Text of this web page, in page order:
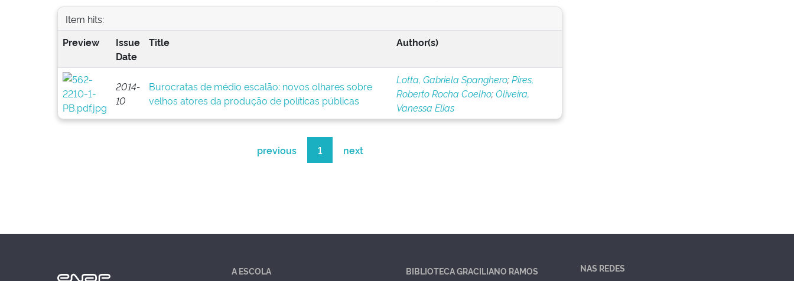
Item hits:
Preview
Issue
Date
Title Author(s)
2014-
10
Burocratas de médio escalão: novos olhares sobre
velhos atores da produção de políticas públicas
Lotta, Gabriela Spanghero;Pires,
Roberto Rocha Coelho;Oliveira,
Vanessa Elias
previous 1 next
A ESCOLA BIBLIOTECA GRACILIANO RAMOS NAS REDES